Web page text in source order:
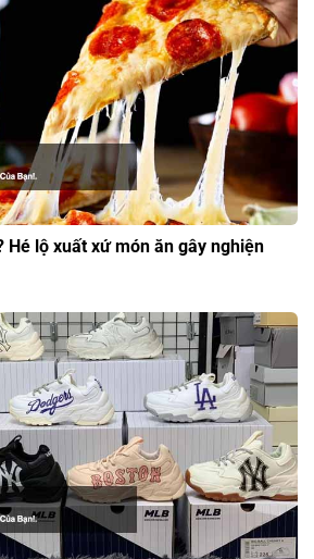
Hé lộ xuất xứ món ăn gây nghiện